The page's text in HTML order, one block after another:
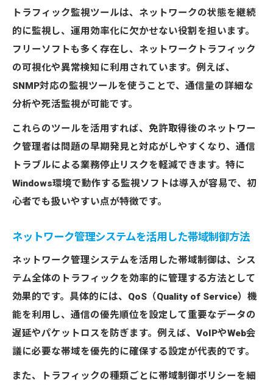
トラフィック監視ツールは、ネットワークの状態を継続
的に監視し、運用効率化に欠かせない役割を担います。
フリーソフトも多く存在し、ネットワークトラフィック
の可視化や異常検知に利用されています。例えば、
SNMP対応の監視ツールを使うことで、通信量の詳細な
分析や死活監視が可能です。
これらのツールを活用すれば、免許取得後のネットワー
ク管理者は問題の早期発見と対応がしやすくなり、通信
トラブルによる業務停止リスクを軽減できます。特に
Windows環境で動作する監視ソフトは導入が容易で、初
心者でも扱いやすい点が特徴です。
ネットワーク管理システムを活用した帯域制御方法
ネットワーク管理システムを活用した帯域制御は、シス
テム全体のトラフィックを効率的に管理する方法として
効果的です。具体的には、QoS（Quality of Service）機
能を利用し、通信の優先順位を設定して重要なデータの
遅延やパケットロスを防ぎます。例えば、VoIPやWeb会
議に必要な帯域を優先的に確保する設定が代表的です。
また、トラフィックの種類ごとに帯域制御ポリシーを細